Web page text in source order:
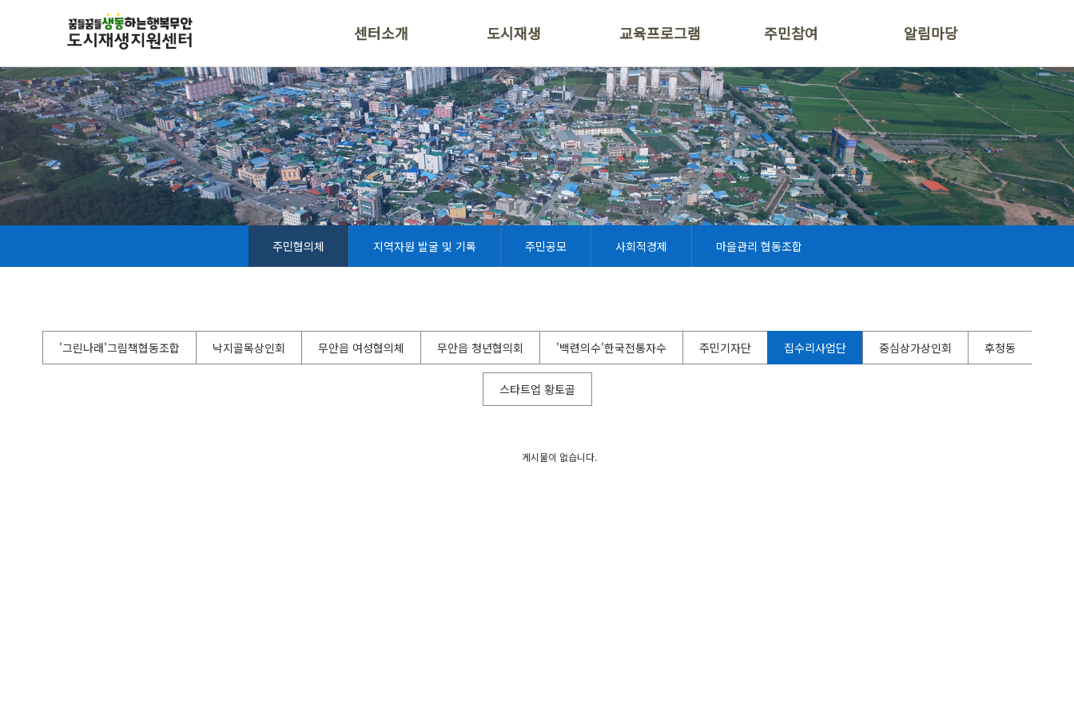
센터소개 도시재생 교육프로그램 주민참여 알림마당
주민협의체 지역자원 발굴 및 기록 주민공모 사회적경제 마을관리 협동조합
'그린나래'그림책협동조합 낙지골목상인회 무안읍 여성협의체 무안읍 청년협의회 '백련의수'한국전통자수 주민기자단 집수리사업단 중심상가상인회 후청동
스타트업 황토골
게시물이 없습니다.